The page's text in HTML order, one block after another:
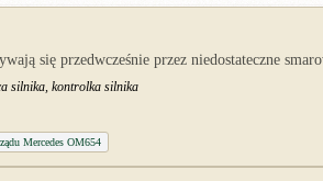
się przedwcześnie przez niedostateczne
silnika, kontrolka silnika
Mercedes OM654